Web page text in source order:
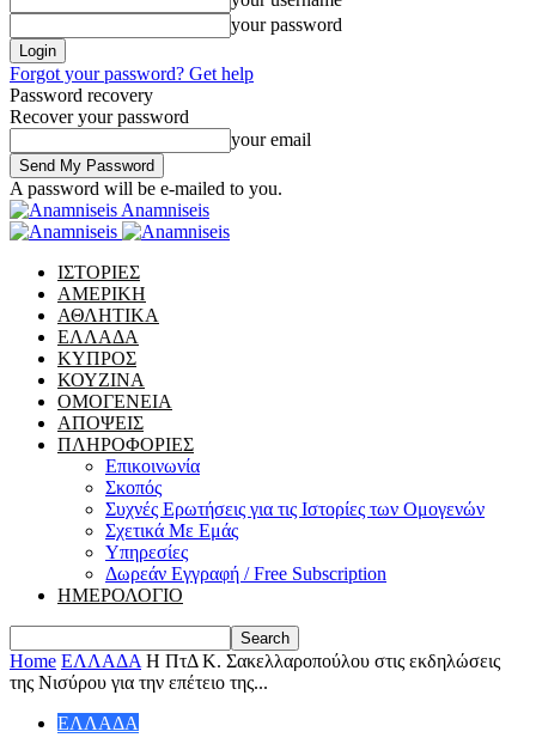
your password
Forgot your password? Get help
Password recovery
Recover your password
your email
A password will be e-mailed to you.
Anamniseis
ΙΣΤΟΡΙΕΣ
ΑΜΕΡΙΚΗ
ΑΘΛΗΤΙΚΑ
ΕΛΛΑΔΑ
ΚΥΠΡΟΣ
ΚΟΥΖΙΝΑ
ΟΜΟΓΕΝΕΙΑ
ΑΠΟΨΕΙΣ
ΠΛΗΡΟΦΟΡΙΕΣ
Επικοινωνία
Σκοπός
Συχνές Ερωτήσεις για τις Ιστορίες των Ομογενών
Σχετικά Με Εμάς
Υπηρεσίες
Δωρεάν Εγγραφή / Free Subscription
ΗΜΕΡΟΛΟΓΙΟ
Home ΕΛΛΑΔΑ Η ΠτΔ K. Σακελλαροπούλου στις εκδηλώσεις
της Νισύρου για την επέτειο της...
ΕΛΛΑΔΑ